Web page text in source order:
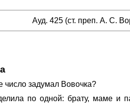
Ауд. 425 (ст. преп. А. С.
число задумал Вовочка?
по одной: брату, маме и